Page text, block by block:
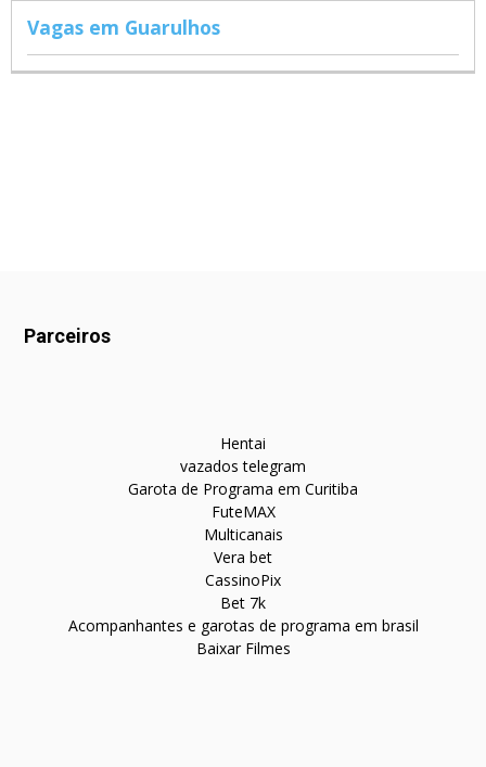
Vagas em Guarulhos
Parceiros
Hentai
vazados telegram
Garota de Programa em Curitiba
FuteMAX
Multicanais
Vera bet
CassinoPix
Bet 7k
Acompanhantes e garotas de programa em brasil
Baixar Filmes